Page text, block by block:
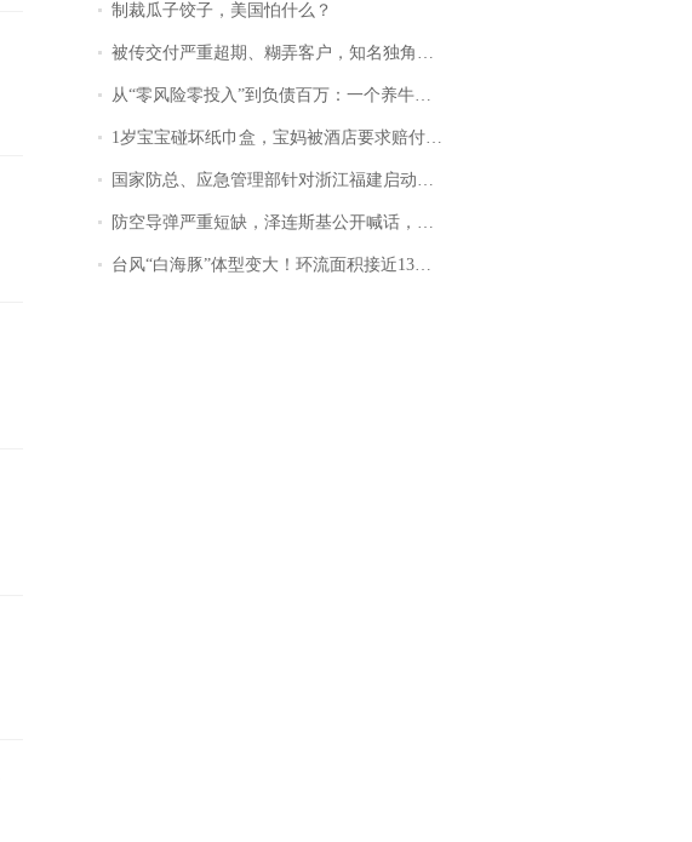
制裁瓜子饺子，美国怕什么？
被传交付严重超期、糊弄客户，知名独角兽车企创始人回应：都没证据，将依法采取措施，“本人长期与美国交管局保持沟通，对方表示肯定”
从“零风险零投入”到负债百万：一个养牛项目崩盘后，谁该为农户的贷款买单丨红星调查
1岁宝宝碰坏纸巾盒，宝妈被酒店要求赔付924元！三亚一酒店回复：骨瓷定制！网友一查价格，吵翻了
国家防总、应急管理部针对浙江福建启动防汛防台风四级应急响应
防空导弹严重短缺，泽连斯基公开喊话，乌克兰失去导弹拦截能力？
台风“白海豚”体型变大！环流面积接近13个浙江那么大